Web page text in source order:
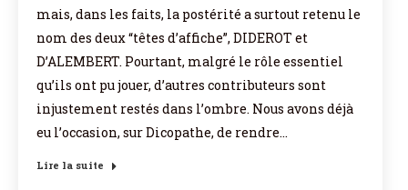
mais, dans les faits, la postérité a surtout retenu le
nom des deux “têtes d’affiche”, DIDEROT et
D’ALEMBERT. Pourtant, malgré le rôle essentiel
qu’ils ont pu jouer, d’autres contributeurs sont
injustement restés dans l’ombre. Nous avons déjà
eu l’occasion, sur Dicopathe, de rendre…
Lire la suite